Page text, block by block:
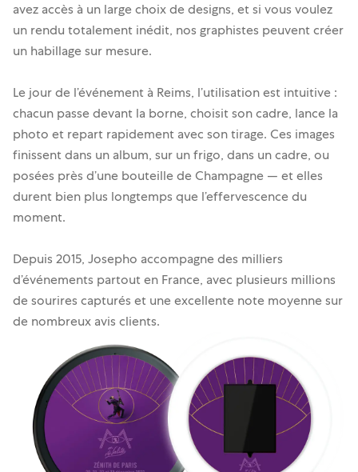
avez accès à un large choix de designs, et si vous voulez
un rendu totalement inédit, nos graphistes peuvent créer
un habillage sur mesure.
Le jour de l’événement à Reims, l’utilisation est intuitive :
chacun passe devant la borne, choisit son cadre, lance la
photo et repart rapidement avec son tirage. Ces images
finissent dans un album, sur un frigo, dans un cadre, ou
posées près d’une bouteille de Champagne — et elles
durent bien plus longtemps que l’effervescence du
moment.
Depuis 2015, Josepho accompagne des milliers
d’événements partout en France, avec plusieurs millions
de sourires capturés et une excellente note moyenne sur
de nombreux avis clients.